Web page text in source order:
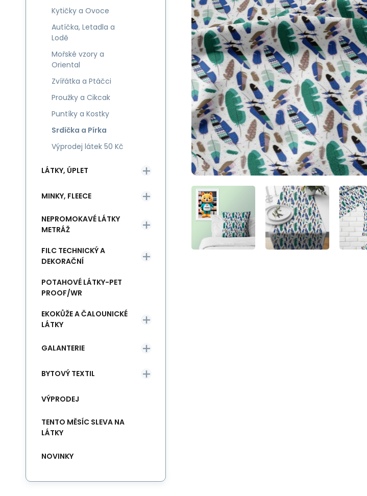
Kytičky a Ovoce
Autíčka, Letadla a
Lodě
Mořské vzory a
Oriental
Zvířátka a Ptáčci
Proužky a Cikcak
Puntíky a Kostky
Srdíčka a Pírka
Výprodej látek 50 Kč
LÁTKY, ÚPLET
MINKY, FLEECE
NEPROMOKAVÉ LÁTKY
METRÁŽ
FILC TECHNICKÝ A
DEKORAČNÍ
POTAHOVÉ LÁTKY-PET
PROOF/WR
EKOKŮŽE A ČALOUNICKÉ
LÁTKY
GALANTERIE
BYTOVÝ TEXTIL
VÝPRODEJ
TENTO MĚSÍC SLEVA NA
LÁTKY
NOVINKY